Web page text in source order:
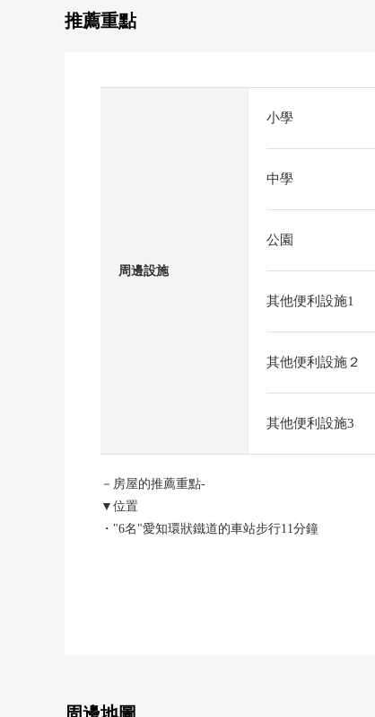
推薦重點
周邊設施
小學
中學
公園
其他便利設施1
其他便利設施２
其他便利設施3
－房屋的推薦重點-
▼位置
・"6名"愛知環狀鐵道的車站步行11分鐘
▼周邊環境